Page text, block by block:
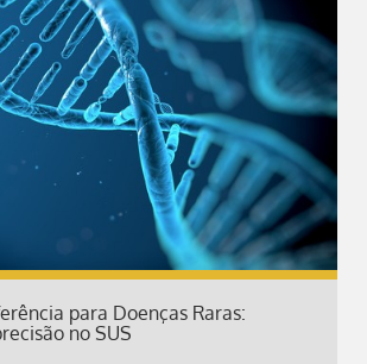
para Doenças Raras:
no SUS